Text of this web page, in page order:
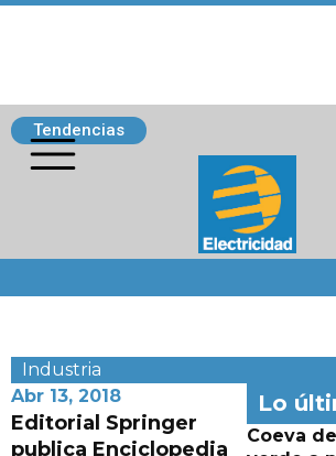
Tendencias
Industria
Abr 13, 2018
Editorial Springer
publica Enciclopedia
Lo
Coeva